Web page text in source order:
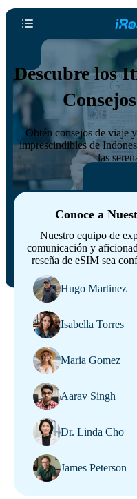
Descubre los
Obtén consejos de viaje
imprescindibles de
las
Conoce a
Nuestro equipo de
comunicación y
reseña de eSIM sea
Hugo Martinez
Isabella Torres
Maria Gomez
Aarav Singh
Dr. Linda Cho
James Peterson